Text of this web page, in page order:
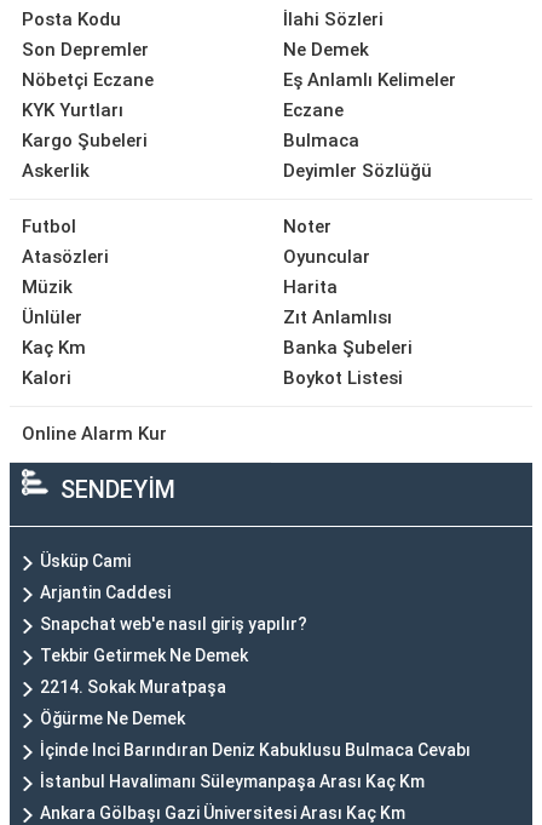
Posta Kodu
Son Depremler
Nöbetçi Eczane
KYK Yurtları
Kargo Şubeleri
Askerlik
İlahi Sözleri
Ne Demek
Eş Anlamlı Kelimeler
Eczane
Bulmaca
Deyimler Sözlüğü
Futbol
Atasözleri
Müzik
Ünlüler
Kaç Km
Kalori
Noter
Oyuncular
Harita
Zıt Anlamlısı
Banka Şubeleri
Boykot Listesi
Online Alarm Kur
SENDEYİM
Üsküp Cami
Arjantin Caddesi
Snapchat web'e nasıl giriş yapılır?
Tekbir Getirmek Ne Demek
2214. Sokak Muratpaşa
Öğürme Ne Demek
İçinde Inci Barındıran Deniz Kabuklusu Bulmaca Cevabı
İstanbul Havalimanı Süleymanpaşa Arası Kaç Km
Ankara Gölbaşı Gazi Üniversitesi Arası Kaç Km